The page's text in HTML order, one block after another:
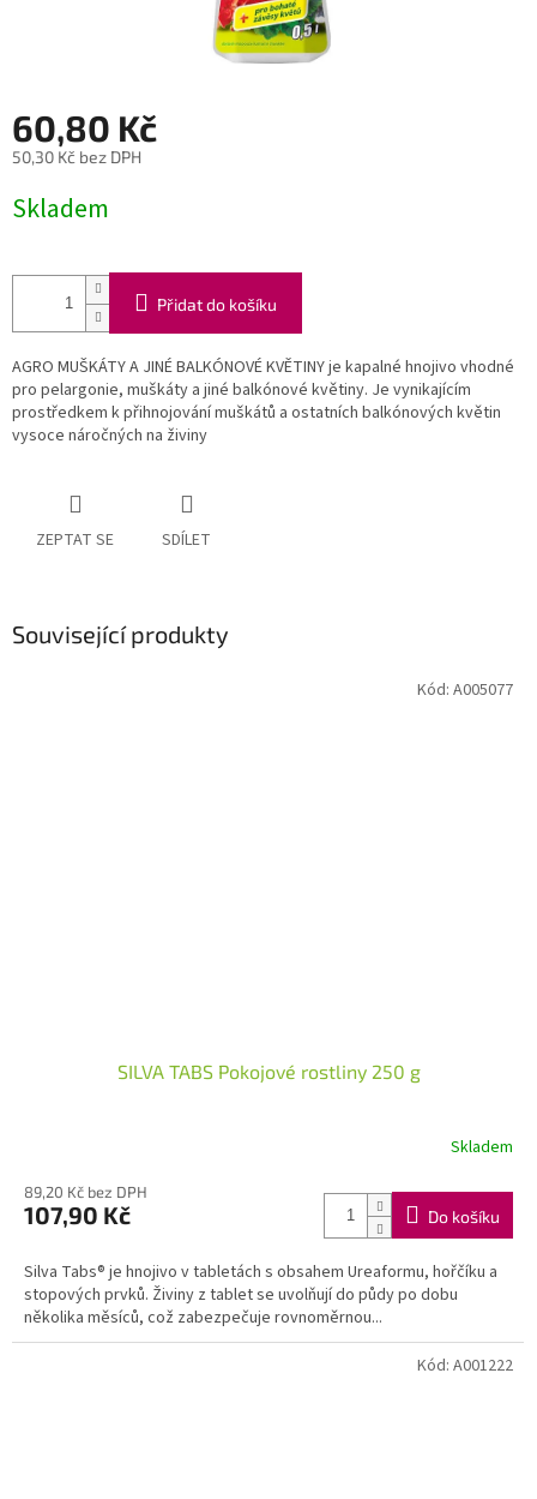
60,80 Kč
50,30 Kč bez DPH
cena:
Skladem
Přidat do košíku
AGRO MUŠKÁTY A JINÉ BALKÓNOVÉ KVĚTINY je kapalné hnojivo vhodné
pro pelargonie, muškáty a jiné balkónové květiny. Je vynikajícím
prostředkem k přihnojování muškátů a ostatních balkónových květin
vysoce náročných na živiny
ZEPTAT SE SDÍLET
Související produkty
SILVA TABS Pokojové rostliny 250 g
Skladem
89,20 Kč bez DPH
107,90 Kč Do košíku
Silva Tabs® je hnojivo v tabletách s obsahem Ureaformu, hořčíku a
stopových prvků. Živiny z tablet se uvolňují do půdy po dobu
několika měsíců, což zabezpečuje rovnoměrnou...
Kód: A005077
Kód: A001222